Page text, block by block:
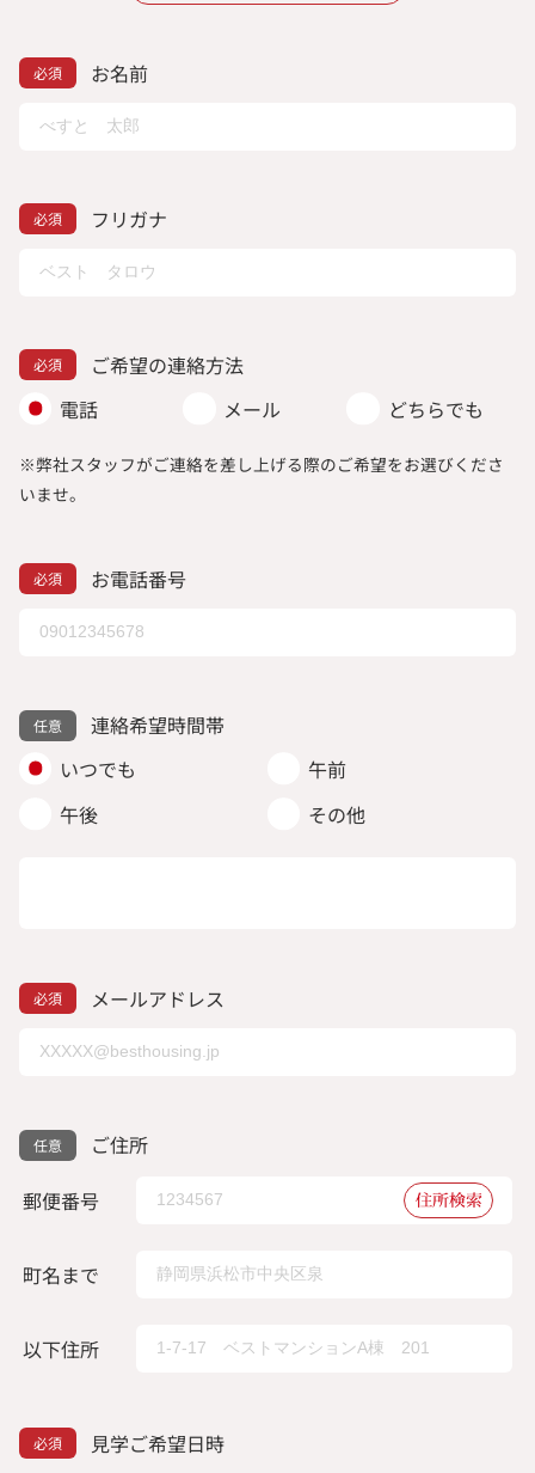
お名前
フリガナ
ご希望の連絡方法
電話
メール どちらでも
※弊社スタッフがご連絡を差し上げる際のご希望をお選びくださ
いませ。
お電話番号
連絡希望時間帯
いつでも
午前
午後
その他
メールアドレス
ご住所
郵便番号
住所検索
町名まで
以下住所
見学ご希望日時